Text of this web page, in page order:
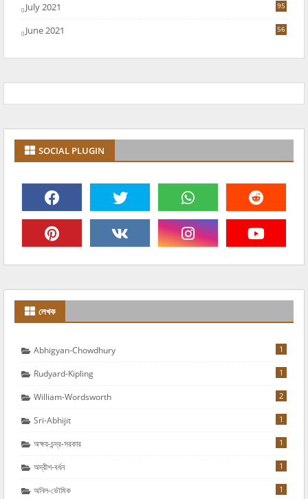
July 2021 95
June 2021 56
SOCIAL PLUGIN
লেখক
Abhigyan-Chowdhury 1
Rudyard-Kipling 1
William-Wordsworth 2
Sri-Abhijit 1
অক্ষয়-চন্দ্র-সরকার 1
অদ্রীশ-বর্ধন 1
অনিল-ভৌমিক 1